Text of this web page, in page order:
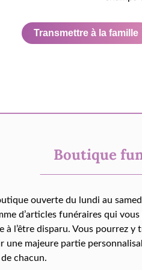
Transmettre à la famille
Boutique
ouverte du lundi au
d’articles funéraires qui
à l’être disparu. Vous pourrez
une majeure partie
chacun.